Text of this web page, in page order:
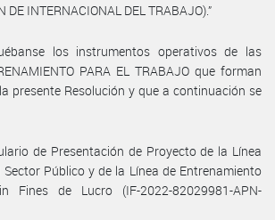
DE INTERNACIONAL DEL TRABAJO).”
los instrumentos operativos de las
PARA EL TRABAJO que forman
presente Resolución y que a continuación se
de Presentación de Proyecto de la Línea
Público y de la Línea de Entrenamiento
Fines de Lucro (IF-2022-82029981-APN-